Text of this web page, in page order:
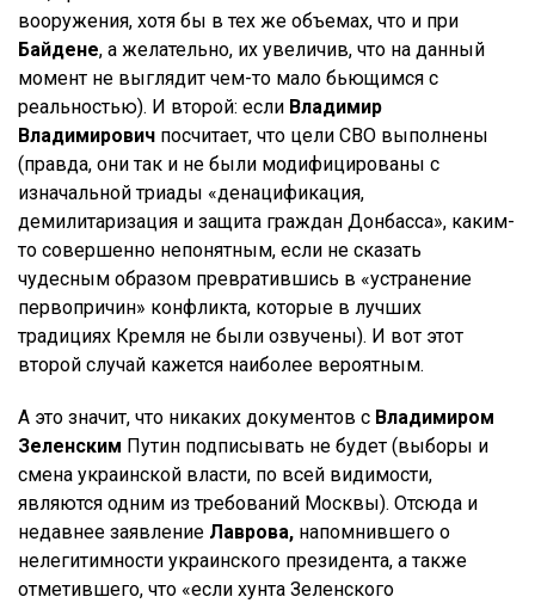
вооружения, хотя бы в тех же объемах, что и при
Байдене, а желательно, их увеличив, что на данный
момент не выглядит чем-то мало бьющимся с
реальностью). И второй: если Владимир
Владимирович посчитает, что цели СВО выполнены
(правда, они так и не были модифицированы с
изначальной триады «денацификация,
демилитаризация и защита граждан Донбасса», каким-
то совершенно непонятным, если не сказать
чудесным образом превратившись в «устранение
первопричин» конфликта, которые в лучших
традициях Кремля не были озвучены). И вот этот
второй случай кажется наиболее вероятным.
А это значит, что никаких документов с Владимиром
Зеленским Путин подписывать не будет (выборы и
смена украинской власти, по всей видимости,
являются одним из требований Москвы). Отсюда и
недавнее заявление Лаврова, напомнившего о
нелегитимности украинского президента, а также
отметившего, что «если хунта Зеленского